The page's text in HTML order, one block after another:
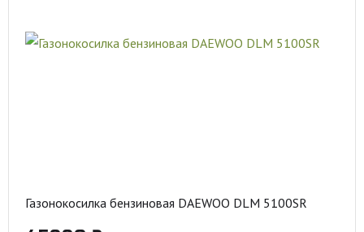
Газонокосилка бензиновая DAEWOO DLM 5100SR